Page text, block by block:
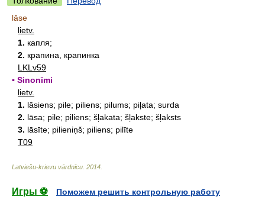
lāse
lietv.
1. капля;
2. крапина, крапинка
LKLv59
▪ Sinonīmi
lietv.
1. lāsiens; pile; piliens; pilums; piļata; surda
2. lāsa; pile; piliens; šļakata; šļakste; šļaksts
3. lāsīte; pilieniņš; piliens; pilīte
T09
Latviešu-krievu vārdnīcu 2014
Игры ⚽
Поможем решить контрольную работу